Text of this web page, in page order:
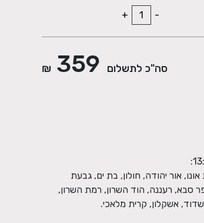
-
+
סה"כ לתשלום 359
₪
אור יהודה, חולון, בת ים, גבעת
סבא, רעננה, הוד השרון, רמת השרון,